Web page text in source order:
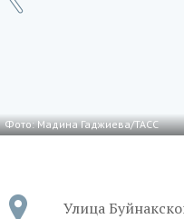
Фото: Мадина Гаджиева/ТАСС
Улица